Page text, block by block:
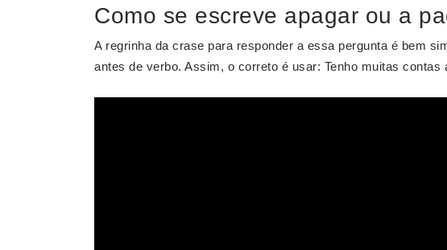
Como se escreve apagar ou a
A regrinha da crase para responder a essa pergunta é bem
antes de verbo. Assim, o correto é usar: Tenho muitas contas